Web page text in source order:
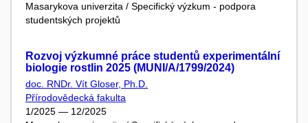
Masarykova univerzita / Specifický výzkum - podpora
studentských projektů
Rozvoj výzkumné práce studentů experimentální
biologie rostlin 2025 (MUNI/A/1799/2024)
doc. RNDr. Vít Gloser, Ph.D.
Přírodovědecká fakulta
1/2025 — 12/2025